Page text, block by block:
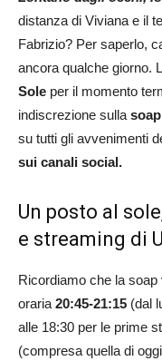
distanza di Viviana e il
Fabrizio? Per saperlo,
ancora qualche giorno.
Sole per il momento
indiscrezione sulla soap
su tutti gli avvenimenti
sui canali social.
Un posto al
e streaming di
Ricordiamo che la
oraria 20:45-21:15 (dal
alle 18:30 per le prime
(compresa quella di